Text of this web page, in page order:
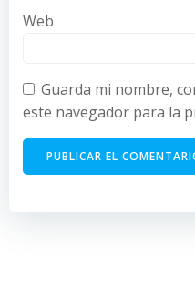
Web
Guarda mi nombre,
este navegador para la